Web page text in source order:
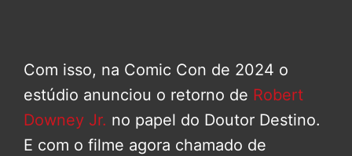
Com isso, na Comic Con de 2024 o
estúdio anunciou o retorno de Robert
Downey Jr. no papel do Doutor Destino.
E com o filme agora chamado de